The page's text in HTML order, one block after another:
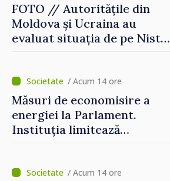
FOTO // Autoritățile din
Moldova și Ucraina au
evaluat situația de pe Nistru
/ Acum 14 ore
Măsuri de economisire a
energiei la Parlament.
Instituția limitează
/ Acum 14 ore